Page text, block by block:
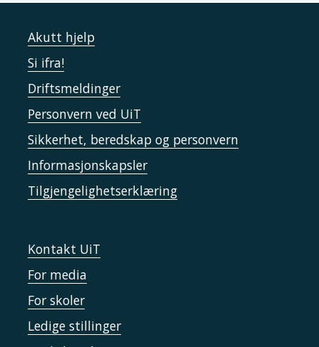
Akutt hjelp
Si ifra!
Driftsmeldinger
Personvern ved UiT
Sikkerhet, beredskap og personvern
Informasjonskapsler
Tilgjengelighetserklæring
Kontakt UiT
For media
For skoler
Ledige stillinger